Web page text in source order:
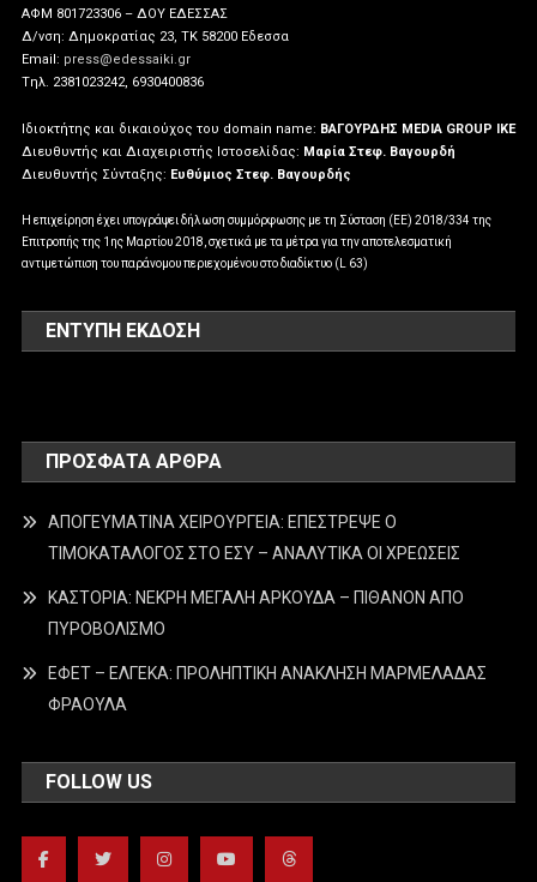
ΑΦΜ 801723306 – ΔΟΥ ΕΔΕΣΣΑΣ
Δ/νση: Δημοκρατίας 23, ΤΚ 58200 Εδεσσα
Email: press@edessaiki.gr
Tηλ. 2381023242, 6930400836
Ιδιοκτήτης και δικαιούχος του domain name: ΒΑΓΟΥΡΔΗΣ MEDIA GROUP IKE
Διευθυντής και Διαχειριστής Ιστοσελίδας: Μαρία Στεφ. Βαγουρδή
Διευθυντής Σύνταξης: Ευθύμιος Στεφ. Βαγουρδής
Η επιχείρηση έχει υπογράψει δήλωση συμμόρφωσης με τη Σύσταση (ΕΕ) 2018/334 της
Επιτροπής της 1ης Μαρτίου 2018, σχετικά με τα μέτρα για την αποτελεσματική
αντιμετώπιση του παράνομου περιεχομένου στο διαδίκτυο (L 63)
ΕΝΤΥΠΗ ΕΚΔΟΣΗ
ΠΡΌΣΦΑΤΑ ΆΡΘΡΑ
ΑΠΟΓΕΥΜΑΤΙΝΑ ΧΕΙΡΟΥΡΓΕΙΑ: ΕΠΕΣΤΡΕΨΕ Ο
ΤΙΜΟΚΑΤΑΛΟΓΟΣ ΣΤΟ ΕΣΥ – ΑΝΑΛΥΤΙΚΑ ΟΙ ΧΡΕΩΣΕΙΣ
ΚΑΣΤΟΡΙΑ: ΝΕΚΡΗ ΜΕΓΑΛΗ ΑΡΚΟΥΔΑ – ΠΙΘΑΝΟΝ ΑΠΟ
ΠΥΡΟΒΟΛΙΣΜΟ
ΕΦΕΤ – ΕΛΓΕΚΑ: ΠΡΟΛΗΠΤΙΚΗ ΑΝΑΚΛΗΣΗ ΜΑΡΜΕΛΑΔΑΣ
ΦΡΑΟΥΛΑ
FOLLOW US